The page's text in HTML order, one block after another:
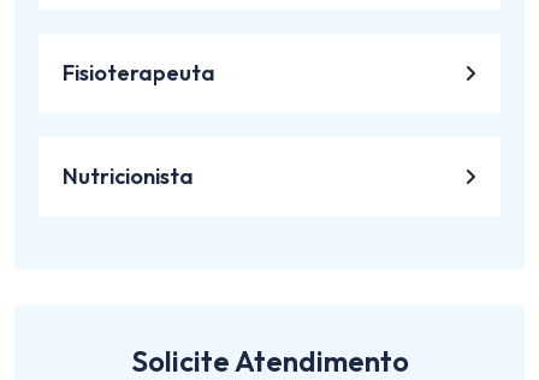
Fisioterapeuta
Nutricionista
Solicite Atendimento